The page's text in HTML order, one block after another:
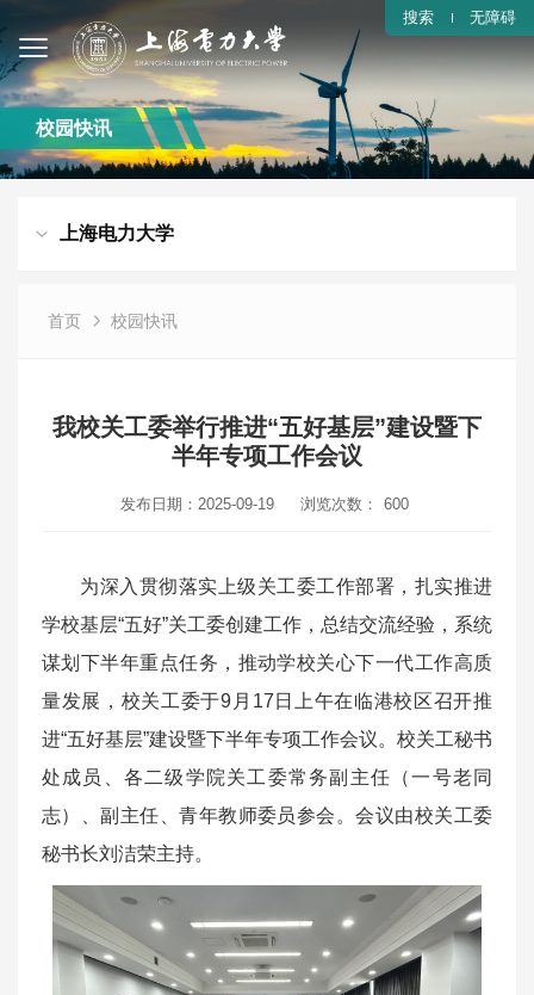
无障碍
搜索
校园快讯
上海电力大学
首页 校园快讯
我校关工委举行推进“五好基层”建设暨下
半年专项工作会议
发布日期：2025-09-19 浏览次数： 600
为深入贯彻落实上级关工委工作部署，扎实推进
学校基层“五好”关工委创建工作，总结交流经验，系统
谋划下半年重点任务，推动学校关心下一代工作高质
量发展，校关工委于9月17日上午在临港校区召开推
进“五好基层”建设暨下半年专项工作会议。校关工秘书
处成员、各二级学院关工委常务副主任（一号老同
志）、副主任、青年教师委员参会。会议由校关工委
秘书长刘洁荣主持。